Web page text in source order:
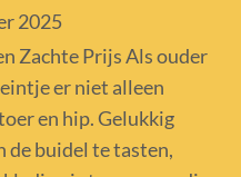
2025
Zachte Prijs Als ouder
er niet alleen
en hip. Gelukkig
de buidel te tasten,